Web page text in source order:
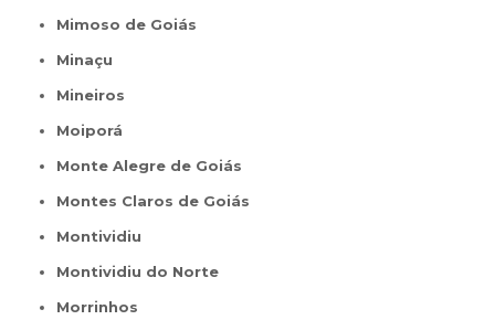
Mimoso de Goiás
Minaçu
Mineiros
Moiporá
Monte Alegre de Goiás
Montes Claros de Goiás
Montividiu
Montividiu do Norte
Morrinhos